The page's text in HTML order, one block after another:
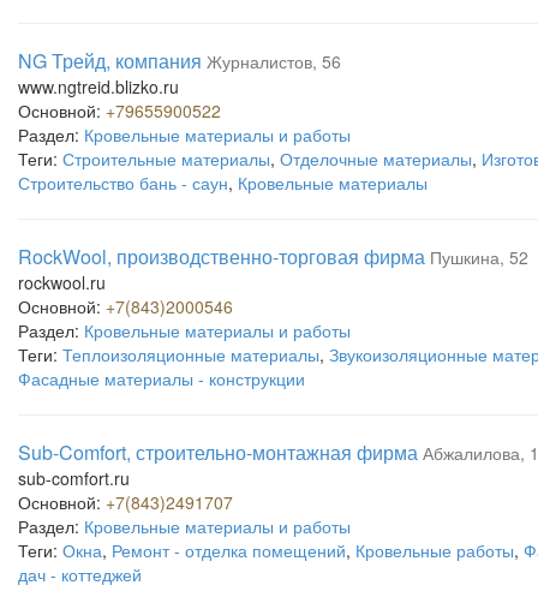
NG Трейд, компания Журналистов, 56
www.ngtreid.blizko.ru
Основной: +79655900522
Раздел: Кровельные материалы и работы
Теги: Строительные материалы, Отделочные материалы,
Строительство бань - саун, Кровельные материалы
RockWool, производственно-торговая фирма Пушкина, 52
rockwool.ru
Основной: +7(843)2000546
Раздел: Кровельные материалы и работы
Теги: Теплоизоляционные материалы, Звукоизоляционные
Фасадные материалы - конструкции
Sub-Comfort, строительно-монтажная фирма Абжалилова, 1
sub-comfort.ru
Основной: +7(843)2491707
Раздел: Кровельные материалы и работы
Теги: Окна, Ремонт - отделка помещений, Кровельные работы,
дач - коттеджей